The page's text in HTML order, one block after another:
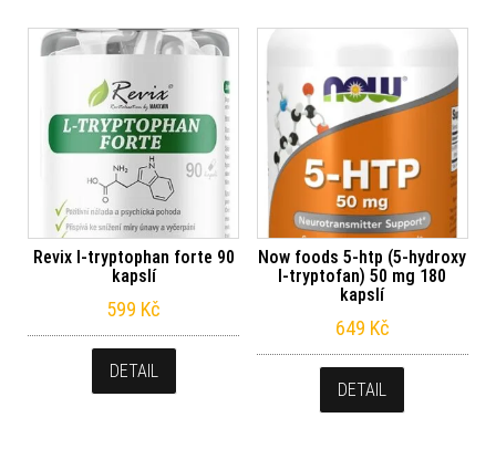
Revix l-tryptophan forte 90
kapslí
599 Kč
DETAIL
Now foods 5-htp (5-hydroxy
l-tryptofan) 50 mg 180
kapslí
649 Kč
DETAIL